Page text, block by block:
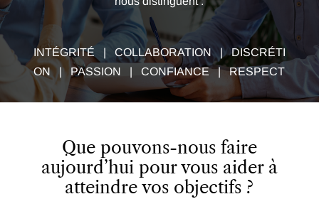
INTÉGRITÉ | COLLABORATION | DISCRÉTI
ON | PASSION | CONFIANCE | RESPECT
Que pouvons-nous faire
aujourd’hui pour vous aider à
atteindre vos objectifs ?